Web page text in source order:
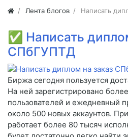
Лента блогов Написать
✅ Написать
СПбГУПТД
Биржа сегодня пользуется
На ней зарегистрировано
пользователей и ежедневный
около 500 новых аккаунтов.
работает более 80 тысяч